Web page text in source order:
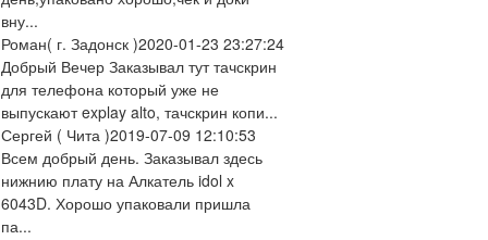
вну...
Роман( г. Задонск )2020-01-23 23:27:24
Добрый Вечер Заказывал тут тачскрин
для телефона который уже не
выпускают explay alto, тачскрин копи...
Сергей ( Чита )2019-07-09 12:10:53
Всем добрый день. Заказывал здесь
нижнию плату на Алкатель idol x
6043D. Хорошо упаковали пришла
па...